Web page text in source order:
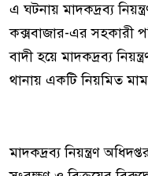
এ ঘটনায় মাদকদ্রব্য
কক্সবাজার-এর সহকারী
বাদী হয়ে মাদকদ্রব্য
থানায় একটি নিয়মিত
মাদকদ্রব্য নিয়ন্ত্রণ